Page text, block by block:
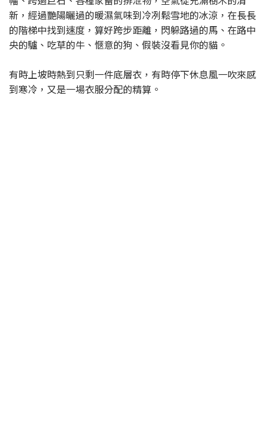
新，經過艷陽曬過的暖濕氣味到冷冽鬆雪地的冰涼，在長長
的階梯中找到速度，算好跨步距離，閃躲路過的馬、在路中
央的驢、吃草的牛、愜意的狗、假裝沒看見你的貓。
有時上坡時熱到只剩一件底層衣，有時停下休息風一吹來感
到寒冷，又是一場衣服分配的精算。